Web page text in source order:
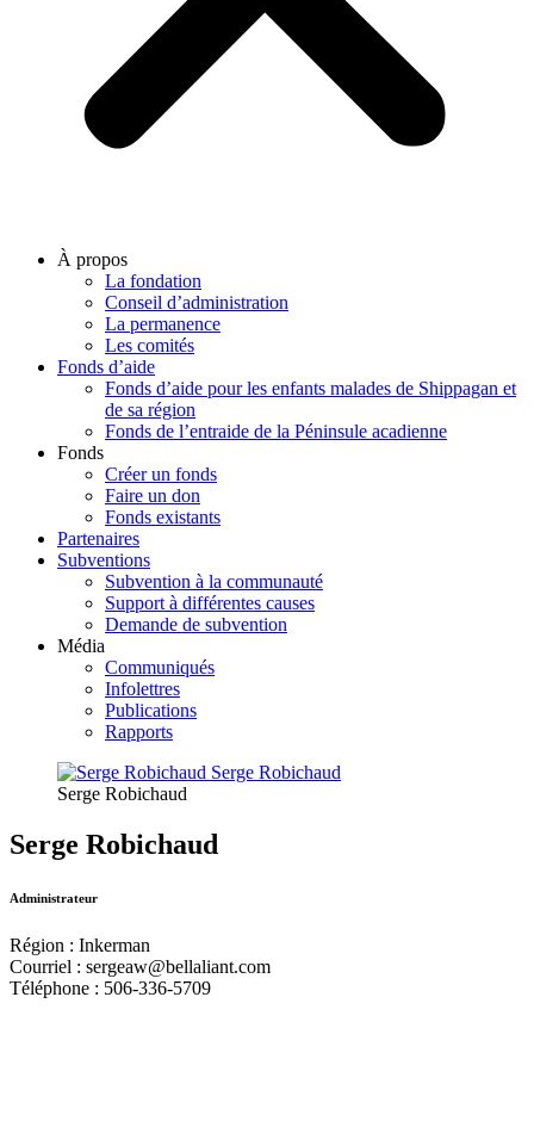
À propos
La fondation
Conseil d’administration
La permanence
Les comités
Fonds d’aide
Fonds d’aide pour les enfants malades de Shippagan et
de sa région
Fonds de l’entraide de la Péninsule acadienne
Fonds
Créer un fonds
Faire un don
Fonds existants
Partenaires
Subventions
Subvention à la communauté
Support à différentes causes
Demande de subvention
Média
Communiqués
Infolettres
Publications
Rapports
Serge Robichaud
Serge Robichaud
Administrateur
Région : Inkerman
Courriel : sergeaw@bellaliant.com
Téléphone : 506-336-5709